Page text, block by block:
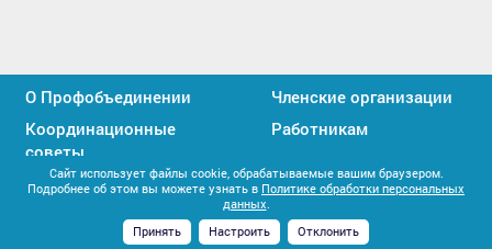
О Профобъединении
Членские организации
Координационные
советы
Работникам
Профактивистам
Единство профсоюзов
Сайт использует файлы cookie, обрабатываемые вашим браузером.
Подробнее об этом вы можете узнать в Политике обработки персональных
данных.
Принять
Настроить Отклонить